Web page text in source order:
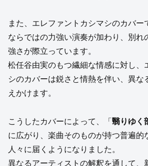
また、エレファントカシマシのカバー
ならではの力強い演奏が加わり、別れ
強さが際立っています。
松任谷由実のもつ繊細な情感に対し、
シのカバーは鋭さと情熱を伴い、異な
えかけます。
こうしたカバーによって、「 翳りゆく
に広がり、楽曲そのものが持つ普遍的
人々に届くようになりました。
異なるアーティストの解釈を通して、